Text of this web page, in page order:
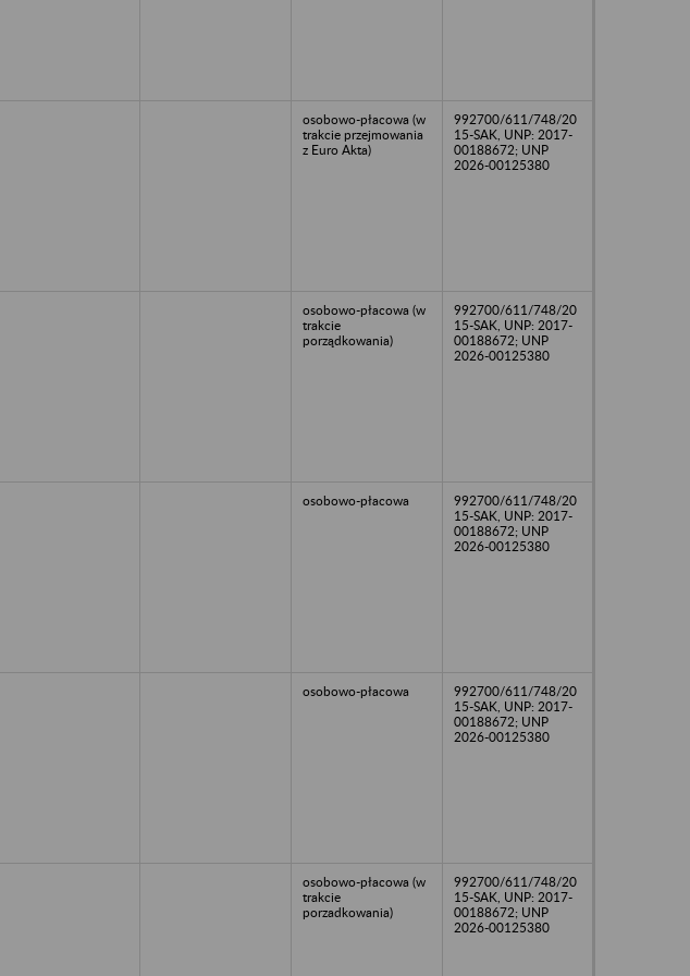
osobowo-płacowa (w
trakcie przejmowania
z Euro Akta)
992700/611/748/20
15-SAK, UNP: 2017-
00188672; UNP
2026-00125380
osobowo-płacowa (w
trakcie
porządkowania)
992700/611/748/20
15-SAK, UNP: 2017-
00188672; UNP
2026-00125380
osobowo-płacowa
992700/611/748/20
15-SAK, UNP: 2017-
00188672; UNP
2026-00125380
osobowo-płacowa
992700/611/748/20
15-SAK, UNP: 2017-
00188672; UNP
2026-00125380
osobowo-płacowa (w
trakcie
porzadkowania)
992700/611/748/20
15-SAK, UNP: 2017-
00188672; UNP
2026-00125380